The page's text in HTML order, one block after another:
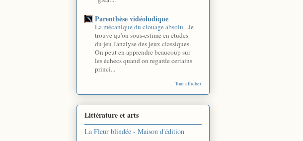
Parenthèse vidéoludique
La mécanique du clouage absolu -Je
trouve qu'on sous-estime en études
du jeu l'analyse des jeux classiques.
On peut en apprendre beaucoup sur
les échecs quand on regarde certains
princi...
Tout afficher
Littérature et arts
La Fleur blindée - Maison d'édition